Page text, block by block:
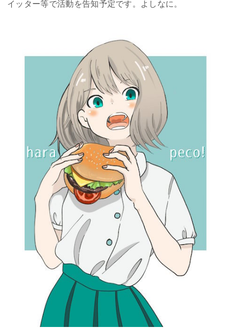
イッター等で活動を告知予定です。よしなに。